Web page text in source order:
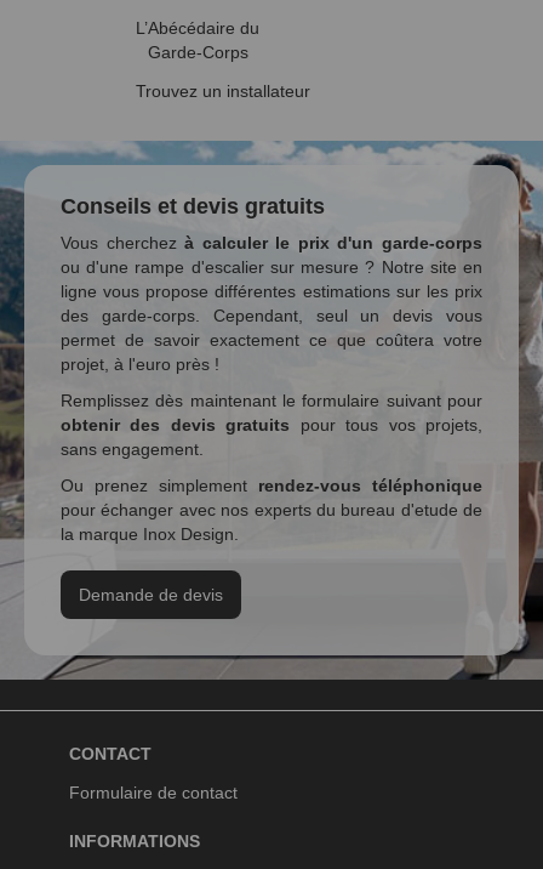
L’Abécédaire du
Garde-Corps
Trouvez un installateur
Conseils et devis gratuits
Vous cherchezà calculer le prix d'un garde-corps
ou d'une rampe d'escalier sur mesure ? Notre site en
ligne vous propose différentes estimations sur les prix
des garde-corps. Cependant, seul un devis vous
permet de savoir exactement ce que coûtera votre
projet, à l'euro près !
Remplissez dès maintenant le formulaire suivant pour
obtenir des devis gratuits pour tous vos projets,
sans engagement.
Ou prenez simplement rendez-vous téléphonique
pour échanger avec nos experts du bureau d'etude de
la marque Inox Design.
Demande de devis
CONTACT
Formulaire de contact
INFORMATIONS